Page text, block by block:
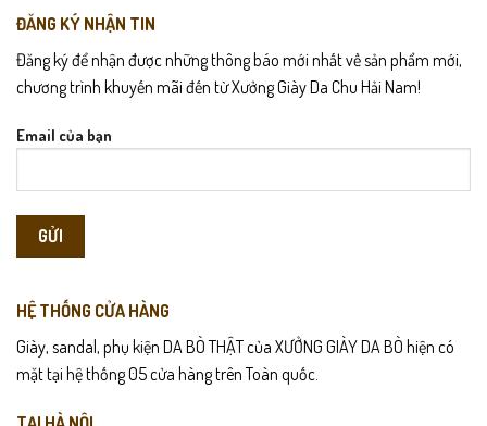
ĐĂNG KÝ NHẬN TIN
Đăng ký để nhận được những thông báo mới nhất về sản phẩm mới,
chương trình khuyến mãi đến từ Xưởng Giày Da Chu Hải Nam!
Email của bạn
HỆ THỐNG CỬA HÀNG
Giày, sandal, phụ kiện DA BÒ THẬT của XƯỞNG GIÀY DA BÒ hiện có
mặt tại hệ thống 05 cửa hàng trên Toàn quốc.